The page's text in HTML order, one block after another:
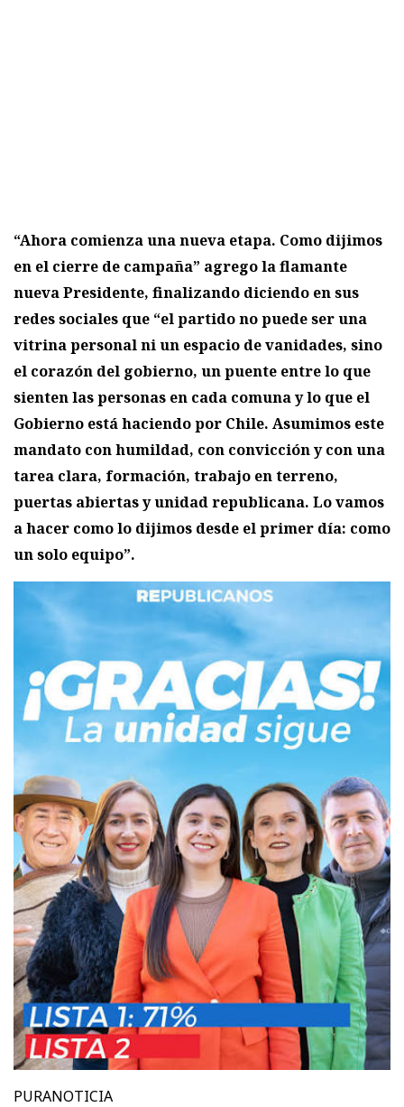
“Ahora comienza una nueva etapa. Como dijimos
en el cierre de campaña” agrego la flamante
nueva Presidente, finalizando diciendo en sus
redes sociales que “el partido no puede ser una
vitrina personal ni un espacio de vanidades, sino
el corazón del gobierno, un puente entre lo que
sienten las personas en cada comuna y lo que el
Gobierno está haciendo por Chile. Asumimos este
mandato con humildad, con convicción y con una
tarea clara, formación, trabajo en terreno,
puertas abiertas y unidad republicana. Lo vamos
a hacer como lo dijimos desde el primer día: como
un solo equipo”.
PURANOTICIA